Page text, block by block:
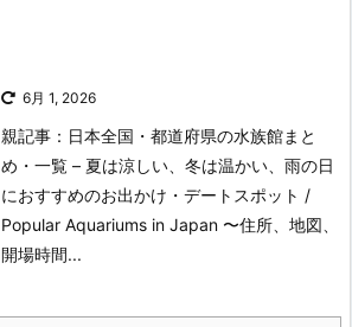
6月 1, 2026
親記事：日本全国・都道府県の水族館まと
め・一覧 – 夏は涼しい、冬は温かい、雨の日
におすすめのお出かけ・デートスポット /
Popular Aquariums in Japan 〜住所、地図、
開場時間...